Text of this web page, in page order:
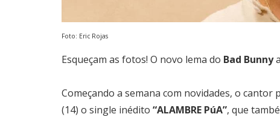
Foto: Eric Rojas
Esqueçam as fotos! O novo lema do Bad Bunny
Começando a semana com novidades, o
(14) o single inédito “ALAMBRE PúA”, que